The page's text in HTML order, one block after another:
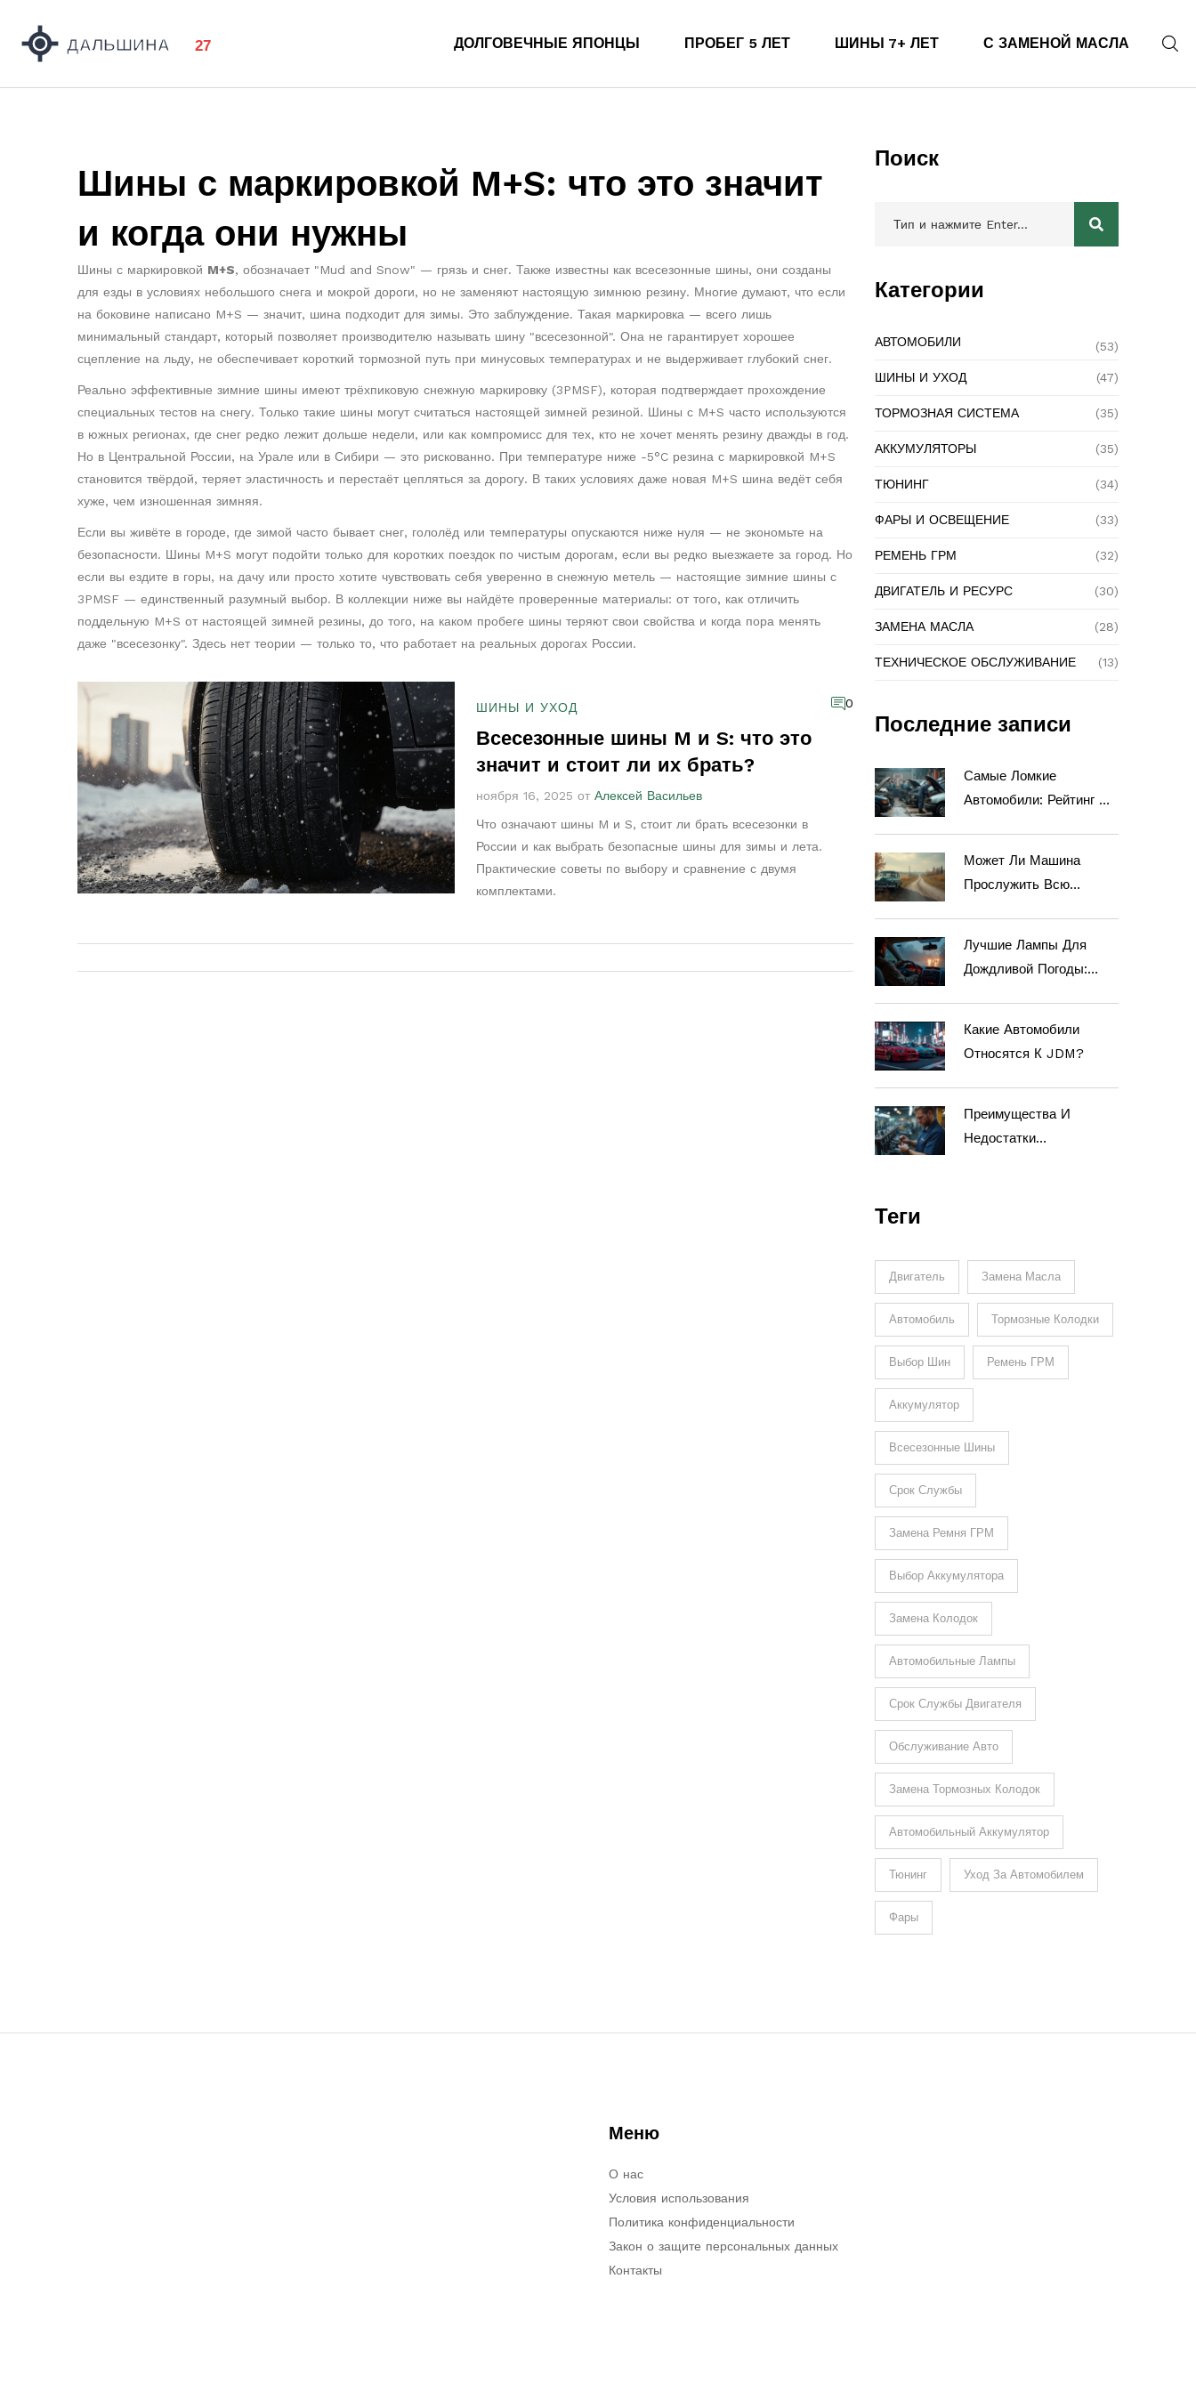
ДОЛГОВЕЧНЫЕ ЯПОНЦЫ ПРОБЕГ 5 ЛЕТ ШИНЫ 7+ ЛЕТ С ЗАМЕНОЙ МАСЛА
Шины с маркировкой M+S: что это значит
и когда они нужны
Шины с маркировкой M+S, обозначает "Mud and Snow" — грязь и снег. Также известны как всесезонные шины, они созданы
для езды в условиях небольшого снега и мокрой дороги, но не заменяют настоящую зимнюю резину. Многие думают, что если
на боковине написано M+S — значит, шина подходит для зимы. Это заблуждение. Такая маркировка — всего лишь
минимальный стандарт, который позволяет производителю называть шину "всесезонной". Она не гарантирует хорошее
сцепление на льду, не обеспечивает короткий тормозной путь при минусовых температурах и не выдерживает глубокий снег.
Реально эффективные зимние шины имеют трёхпиковую снежную маркировку (3PMSF), которая подтверждает прохождение
специальных тестов на снегу. Только такие шины могут считаться настоящей зимней резиной. Шины с M+S часто используются
в южных регионах, где снег редко лежит дольше недели, или как компромисс для тех, кто не хочет менять резину дважды в год.
Но в Центральной России, на Урале или в Сибири — это рискованно. При температуре ниже -5°C резина с маркировкой M+S
становится твёрдой, теряет эластичность и перестаёт цепляться за дорогу. В таких условиях даже новая M+S шина ведёт себя
хуже, чем изношенная зимняя.
Если вы живёте в городе, где зимой часто бывает снег, гололёд или температуры опускаются ниже нуля — не экономьте на
безопасности. Шины M+S могут подойти только для коротких поездок по чистым дорогам, если вы редко выезжаете за город. Но
если вы ездите в горы, на дачу или просто хотите чувствовать себя уверенно в снежную метель — настоящие зимние шины с
3PMSF — единственный разумный выбор. В коллекции ниже вы найдёте проверенные материалы: от того, как отличить
поддельную M+S от настоящей зимней резины, до того, на каком пробеге шины теряют свои свойства и когда пора менять
даже "всесезонку". Здесь нет теории — только то, что работает на реальных дорогах России.
ШИНЫ И УХОД 0
Всесезонные шины M и S: что это
значит и стоит ли их брать?
ноября 16, 2025 от Алексей Васильев
Что означают шины M и S, стоит ли брать всесезонки в
России и как выбрать безопасные шины для зимы и лета.
Практические советы по выбору и сравнение с двумя
комплектами.
Поиск
Категории
АВТОМОБИЛИ (53)
ШИНЫ И УХОД (47)
ТОРМОЗНАЯ СИСТЕМА (35)
АККУМУЛЯТОРЫ (35)
ТЮНИНГ (34)
ФАРЫ И ОСВЕЩЕНИЕ (33)
РЕМЕНЬ ГРМ (32)
ДВИГАТЕЛЬ И РЕСУРС (30)
ЗАМЕНА МАСЛА (28)
ТЕХНИЧЕСКОЕ ОБСЛУЖИВАНИЕ (13)
Последние записи
Самые Ломкие
Автомобили: Рейтинг И
Может Ли Машина
Прослужить Всю
Лучшие Лампы Для
Дождливой Погоды:
Какие Автомобили
Относятся К JDM?
Преимущества И
Недостатки
Теги
Двигатель Замена Масла
Автомобиль Тормозные Колодки
Выбор Шин Ремень ГРМ
Аккумулятор
Всесезонные Шины
Срок Службы
Замена Ремня ГРМ
Выбор Аккумулятора
Замена Колодок
Автомобильные Лампы
Срок Службы Двигателя
Обслуживание Авто
Замена Тормозных Колодок
Автомобильный Аккумулятор
Тюнинг Уход За Автомобилем
Фары
Меню
О нас
Условия использования
Политика конфиденциальности
Закон о защите персональных данных
Контакты